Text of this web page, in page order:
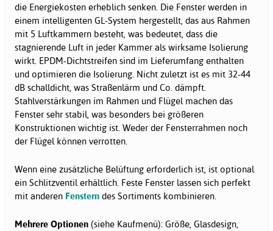
die Energiekosten erheblich senken. Die Fenster werden in
einem intelligenten GL-System hergestellt, das aus Rahmen
mit 5 Luftkammern besteht, was bedeutet, dass die
stagnierende Luft in jeder Kammer als wirksame Isolierung
wirkt. EPDM-Dichtstreifen sind im Lieferumfang enthalten
und optimieren die Isolierung. Nicht zuletzt ist es mit 32-44
dB schalldicht, was Straßenlärm und Co. dämpft.
Stahlverstärkungen im Rahmen und Flügel machen das
Fenster sehr stabil, was besonders bei größeren
Konstruktionen wichtig ist. Weder der Fensterrahmen noch
der Flügel können verrotten.
Wenn eine zusätzliche Belüftung erforderlich ist, ist optional
ein Schlitzventil erhältlich. Feste Fenster lassen sich perfekt
mit anderen Fenstern des Sortiments kombinieren.
Mehrere Optionen (siehe Kaufmenü): Größe, Glasdesign,